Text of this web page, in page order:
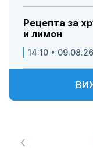
Рецепта за
и лимон
14:10 • 09.08.26